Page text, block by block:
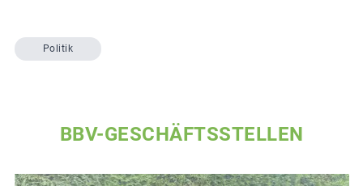
Politik
BBV-GESCHÄFTSSTELLEN